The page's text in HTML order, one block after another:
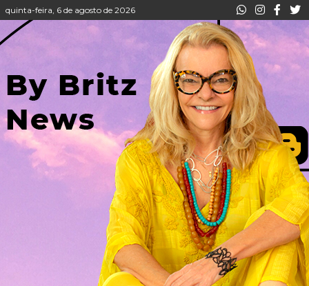
quinta-feira, 6 de agosto de 2026